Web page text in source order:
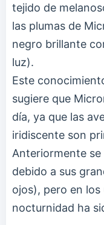
tejido de
las plumas de
negro brillante
luz).
Este
sugiere que
día, ya que las
iridiscente son
Anteriormente
debido a sus
ojos), pero en
nocturnidad ha